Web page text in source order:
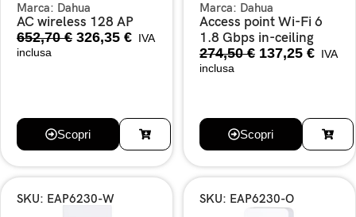
Marca: Dahua
AC wireless 128 AP
652,70€ 326,35 € IVA
inclusa
Scopri
Marca: Dahua
Access point Wi-Fi 6
1.8 Gbps in-ceiling
274,50€ 137,25 € IVA
inclusa
Scopri
SKU: EAP6230-W SKU: EAP6230-O